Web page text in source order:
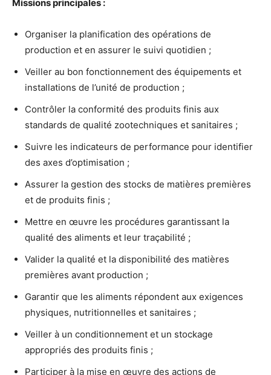
Missions principales :
Organiser la planification des opérations de
production et en assurer le suivi quotidien ;
Veiller au bon fonctionnement des équipements et
installations de l’unité de production ;
Contrôler la conformité des produits finis aux
standards de qualité zootechniques et sanitaires ;
Suivre les indicateurs de performance pour identifier
des axes d’optimisation ;
Assurer la gestion des stocks de matières premières
et de produits finis ;
Mettre en œuvre les procédures garantissant la
qualité des aliments et leur traçabilité ;
Valider la qualité et la disponibilité des matières
premières avant production ;
Garantir que les aliments répondent aux exigences
physiques, nutritionnelles et sanitaires ;
Veiller à un conditionnement et un stockage
appropriés des produits finis ;
Participer à la mise en œuvre des actions de